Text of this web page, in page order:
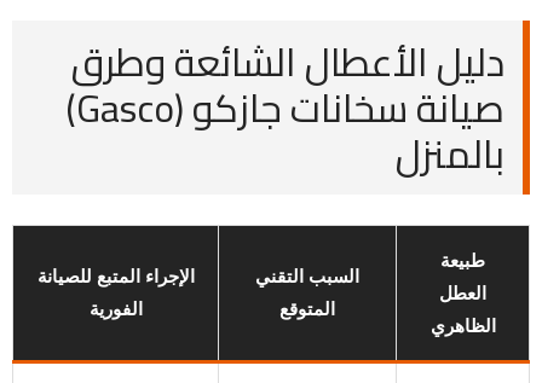
دليل الأعطال الشائعة وطرق
صيانة سخانات جازكو (Gasco)
بالمنزل
طبيعة
العطل
الظاهري
السبب التقني
المتوقع
الإجراء المتبع للصيانة
الفورية